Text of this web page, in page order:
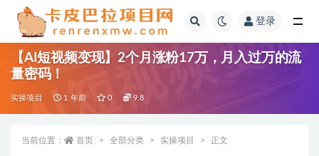
登录
【AI短视频变现】2个月涨粉17万，月入过万的流
量密码！
实操项目 1 年前 0 9.8
当前位置： 首页 全部分类 实操项目 正文
全部